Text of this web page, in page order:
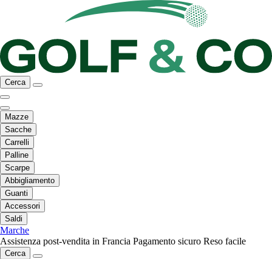
Cerca
Mazze
Sacche
Carrelli
Palline
Scarpe
Abbigliamento
Guanti
Accessori
Saldi
Marche
Assistenza post-vendita in Francia Pagamento sicuro Reso facile
Cerca